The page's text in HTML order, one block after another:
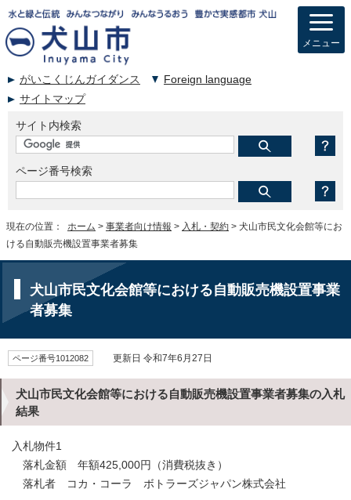
がいこくじんガイダンス
Foreign language
サイトマップ
サイト内検索
ページ番号検索
メニュー
現在の位置： ホーム > 事業者向け情報 > 入札・契約 > 犬山市民文化会館等にお
ける自動販売機設置事業者募集
犬山市民文化会館等における自動販売機設置事業
者募集
ページ番号1012082 更新日 令和7年6月27日
犬山市民文化会館等における自動販売機設置事業者募集の入札
結果
入札物件1
落札金額 年額425,000円（消費税抜き）
落札者 コカ・コーラ ボトラーズジャパン株式会社